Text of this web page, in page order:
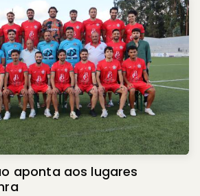
aponta aos lugares